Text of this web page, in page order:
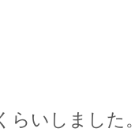
らいしました